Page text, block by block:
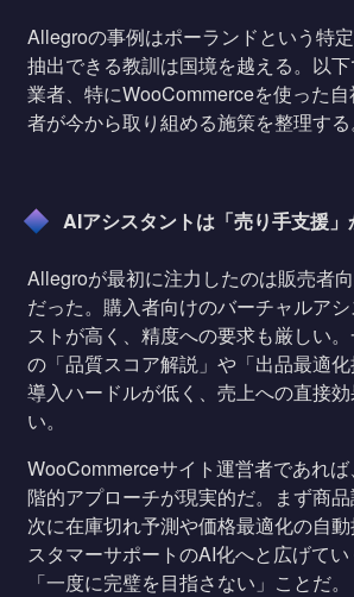
Allegroの事例はポーランドという特定
抽出できる教訓は国境を越える。以
業者、特にWooCommerceを使った
者が今から取り組める施策を整理する
AIアシスタントは「売り手支援」
Allegroが最初に注力したのは販売者
だった。購入者向けのバーチャルア
ストが高く、精度への要求も厳しい
の「品質スコア解説」や「出品最適
導入ハードルが低く、売上への直接
い。
WooCommerceサイト運営者であれ
階的アプローチが現実的だ。まず商品
次に在庫切れ予測や価格最適化の自
スタマーサポートのAI化へと広げて
「一度に完璧を目指さない」ことだ。